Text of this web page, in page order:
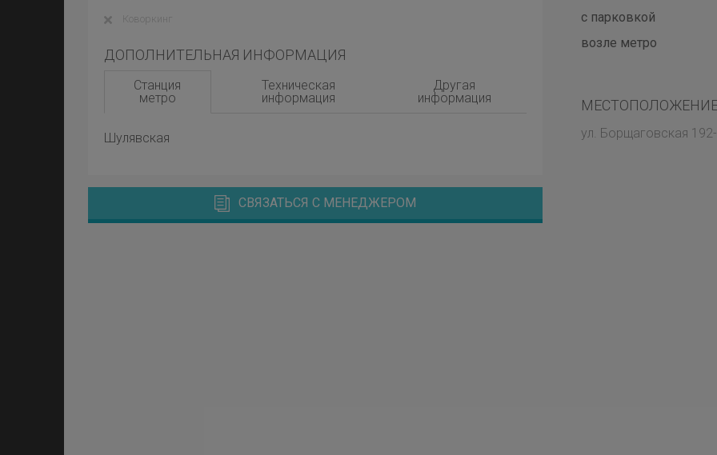
Коворкинг
ДОПОЛНИТЕЛЬНАЯ ИНФОРМАЦИЯ
Станция
метро
Техническая
информация
Другая
информация
Шулявская
СВЯЗАТЬСЯ С МЕНЕДЖЕРОМ
с парковкой
возле метро
ул. Борщаговская